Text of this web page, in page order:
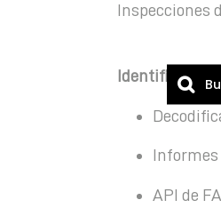
Inspecciones
Identifica
Informes
API de